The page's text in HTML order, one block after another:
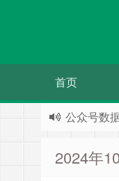
首页
公众号数
2024年